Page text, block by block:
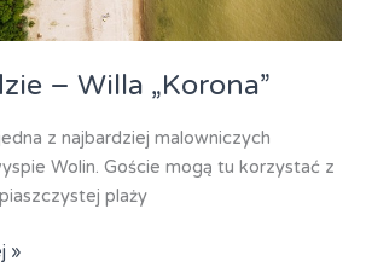
– Willa „Korona”
z najbardziej malowniczych
Wolin. Goście mogą tu korzystać z
plaży
»